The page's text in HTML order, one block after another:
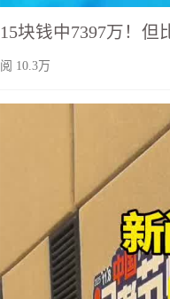
15块钱中7397万！但
阅 10.3万